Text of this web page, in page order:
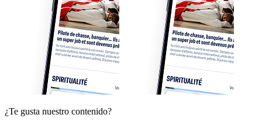
¿Te gusta nuestro contenido?